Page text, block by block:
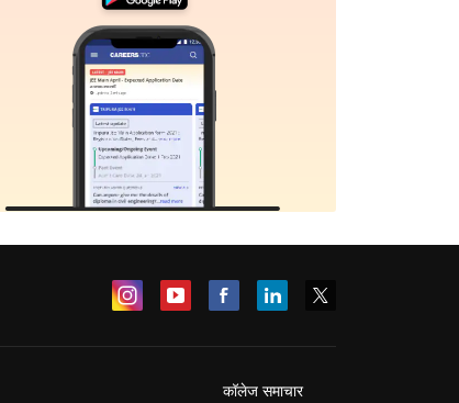
कॉलेज समाचार